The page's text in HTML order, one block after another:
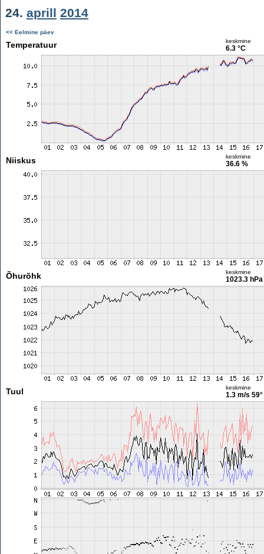
24. aprill 2014
<< Eelmine päev
Temperatuur keskmine
6.3 °C
Niiskus keskmine
36.6 %
Õhurõhk keskmine
1023.3 hPa
Tuul keskmine
1.3 m/s 59°